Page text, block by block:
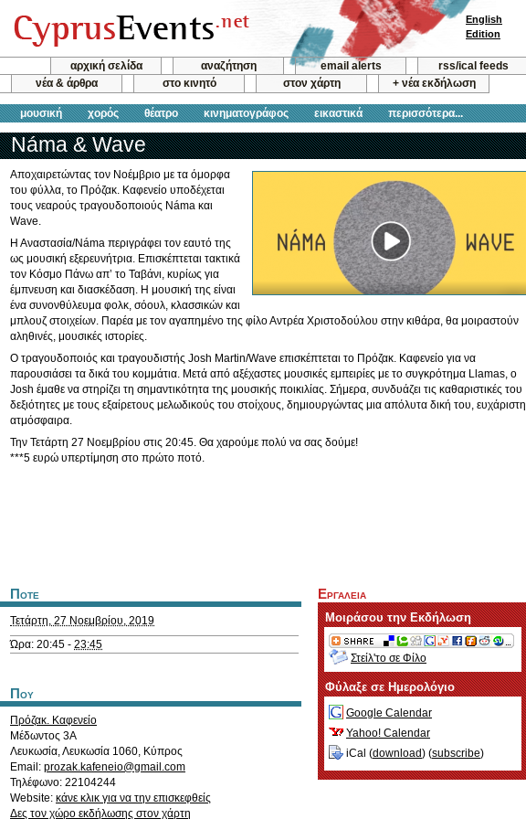
αρχική σελίδα αναζήτηση email alerts
rss/ical feeds
νέα & άρθρα
στο κινητό στον χάρτη + νέα εκδήλωση
μουσική χορός θέατρο κινηματογράφος εικαστικά περισσότερα...
English
Edition
Náma & Wave
Αποχαιρετώντας τον Νοέμβριο με τα όμορφα
του φύλλα, το Πρόζακ. Καφενείο υποδέχεται
τους νεαρούς τραγουδοποιούς Náma και
Wave.
Η Αναστασία/Náma περιγράφει τον εαυτό της
ως μουσική εξερευνήτρια. Επισκέπτεται τακτικά
τον Κόσμο Πάνω απ’ το Ταβάνι, κυρίως για
έμπνευση και διασκέδαση. Η μουσική της είναι
ένα συνονθύλευμα φολκ, σόουλ, κλασσικών και
μπλουζ στοιχείων. Παρέα με τον αγαπημένο της φίλο Αντρέα Χριστοδούλου στην κιθάρα, θα μοιραστούν
αληθινές, μουσικές ιστορίες.
Ο τραγουδοποιός και τραγουδιστής Josh Martin/Wave επισκέπτεται το Πρόζακ. Καφενείο για να
παρουσιάσει τα δικά του κομμάτια. Μετά από αξέχαστες μουσικές εμπειρίες με το συγκρότημα Llamas, ο
Josh έμαθε να στηρίζει τη σημαντικότητα της μουσικής ποικιλίας. Σήμερα, συνδυάζει τις καθαριστικές του
δεξιότητες με τους εξαίρετους μελωδικούς του στοίχους, δημιουργώντας μια απόλυτα δική του, ευχάριστη
ατμόσφαιρα.
Την Τετάρτη 27 Νοεμβρίου στις 20:45. Θα χαρούμε πολύ να σας δούμε!
***5 ευρώ υπερτίμηση στο πρώτο ποτό.
Ποτε
Τετάρτη, 27 Νοεμβρίου, 2019
Ώρα: 20:45 - 23:45
Που
Πρόζακ. Καφενείο
Μέδωντος 3Α
Λευκωσία,Λευκωσία 1060, Κύπρος
Email: prozak.kafeneio@gmail.com
Τηλέφωνο: 22104244
Website: κάνε κλικ για να την επισκεφθείς
Δες τον χώρο εκδήλωσης στον χάρτη
Εργαλεια
Μοιράσου την Εκδήλωση
Στείλ'το σε Φίλο
Φύλαξε σε Ημερολόγιο
Google Calendar
Yahoo! Calendar
iCal (download) (subscribe)